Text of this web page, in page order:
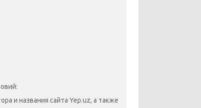
и названия сайта Yep.uz, а также